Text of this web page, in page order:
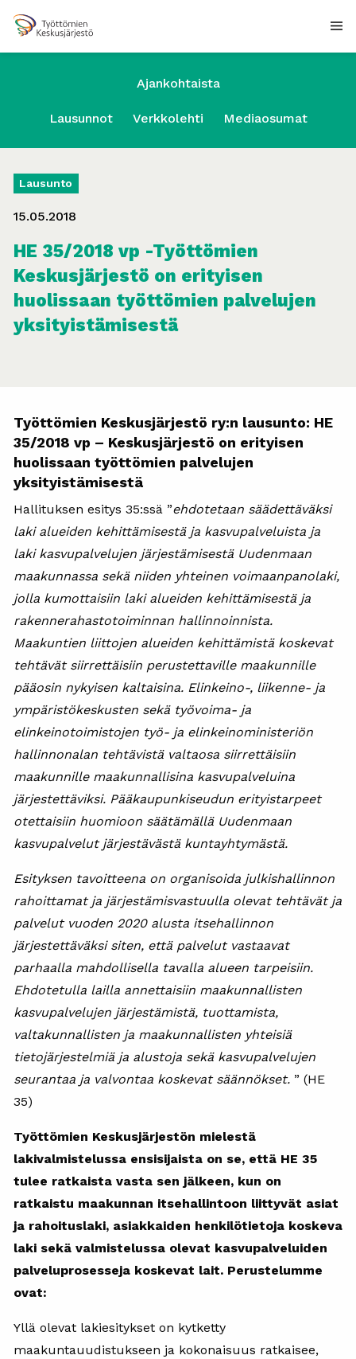
Ajankohtaista
Lausunnot Verkkolehti Mediaosumat
Lausunto
15.05.2018
HE 35/2018 vp -Työttömien
Keskusjärjestö on erityisen
huolissaan työttömien palvelujen
yksityistämisestä
Työttömien Keskusjärjestö ry:n lausunto: HE
35/2018 vp – Keskusjärjestö on erityisen
huolissaan työttömien palvelujen
yksityistämisestä
Hallituksen esitys 35:ssä ”ehdotetaan säädettäväksi
laki alueiden kehittämisestä ja kasvupalveluista ja
laki kasvupalvelujen järjestämisestä Uudenmaan
maakunnassa sekä niiden yhteinen voimaanpanolaki,
jolla kumottaisiin laki alueiden kehittämisestä ja
rakennerahastotoiminnan hallinnoinnista.
Maakuntien liittojen alueiden kehittämistä koskevat
tehtävät siirrettäisiin perustettaville maakunnille
pääosin nykyisen kaltaisina. Elinkeino-, liikenne- ja
ympäristökeskusten sekä työvoima- ja
elinkeinotoimistojen työ- ja elinkeinoministeriön
hallinnonalan tehtävistä valtaosa siirrettäisiin
maakunnille maakunnallisina kasvupalveluina
järjestettäviksi. Pääkaupunkiseudun erityistarpeet
otettaisiin huomioon säätämällä Uudenmaan
kasvupalvelut järjestävästä kuntayhtymästä.
Esityksen tavoitteena on organisoida julkishallinnon
rahoittamat ja järjestämisvastuulla olevat tehtävät ja
palvelut vuoden 2020 alusta itsehallinnon
järjestettäväksi siten, että palvelut vastaavat
parhaalla mahdollisella tavalla alueen tarpeisiin.
Ehdotetulla lailla annettaisiin maakunnallisten
kasvupalvelujen järjestämistä, tuottamista,
valtakunnallisten ja maakunnallisten yhteisiä
tietojärjestelmiä ja alustoja sekä kasvupalvelujen
seurantaa ja valvontaa koskevat säännökset. ” (HE
35)
Työttömien Keskusjärjestön mielestä
lakivalmistelussa ensisijaista on se, että HE 35
tulee ratkaista vasta sen jälkeen, kun on
ratkaistu maakunnan itsehallintoon liittyvät asiat
ja rahoituslaki, asiakkaiden henkilötietoja koskeva
laki sekä valmistelussa olevat kasvupalveluiden
palveluprosesseja koskevat lait. Perustelumme
ovat:
Yllä olevat lakiesitykset on kytketty
maakuntauudistukseen ja kokonaisuus ratkaisee,